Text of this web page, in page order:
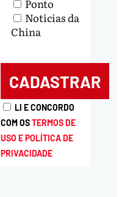
Ponto
Notícias da
China
LI E CONCORDO
COM OSTERMOS DE
USO E POLÍTICA DE
PRIVACIDADE